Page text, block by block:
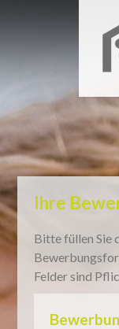
Ihre
Bitte füllen Sie
Felder sind